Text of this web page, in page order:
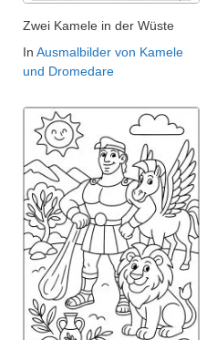
Zwei Kamele in der Wüste
In Ausmalbilder von Kamele
und Dromedare